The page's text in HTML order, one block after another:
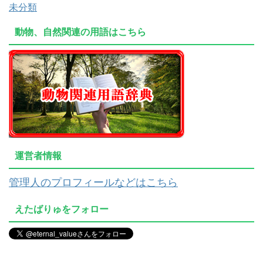
未分類
動物、自然関連の用語はこちら
運営者情報
管理人のプロフィールなどはこちら
えたばりゅをフォロー